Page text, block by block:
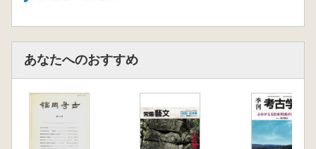
あなたへのおすすめ